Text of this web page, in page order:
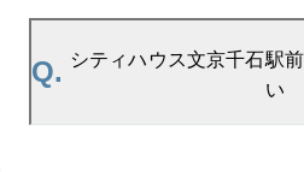
A.シティハウス文京千石駅前
お問い合わせフォームより
マンションAI査定では、ご
Q. シティハウス文京千石駅
い